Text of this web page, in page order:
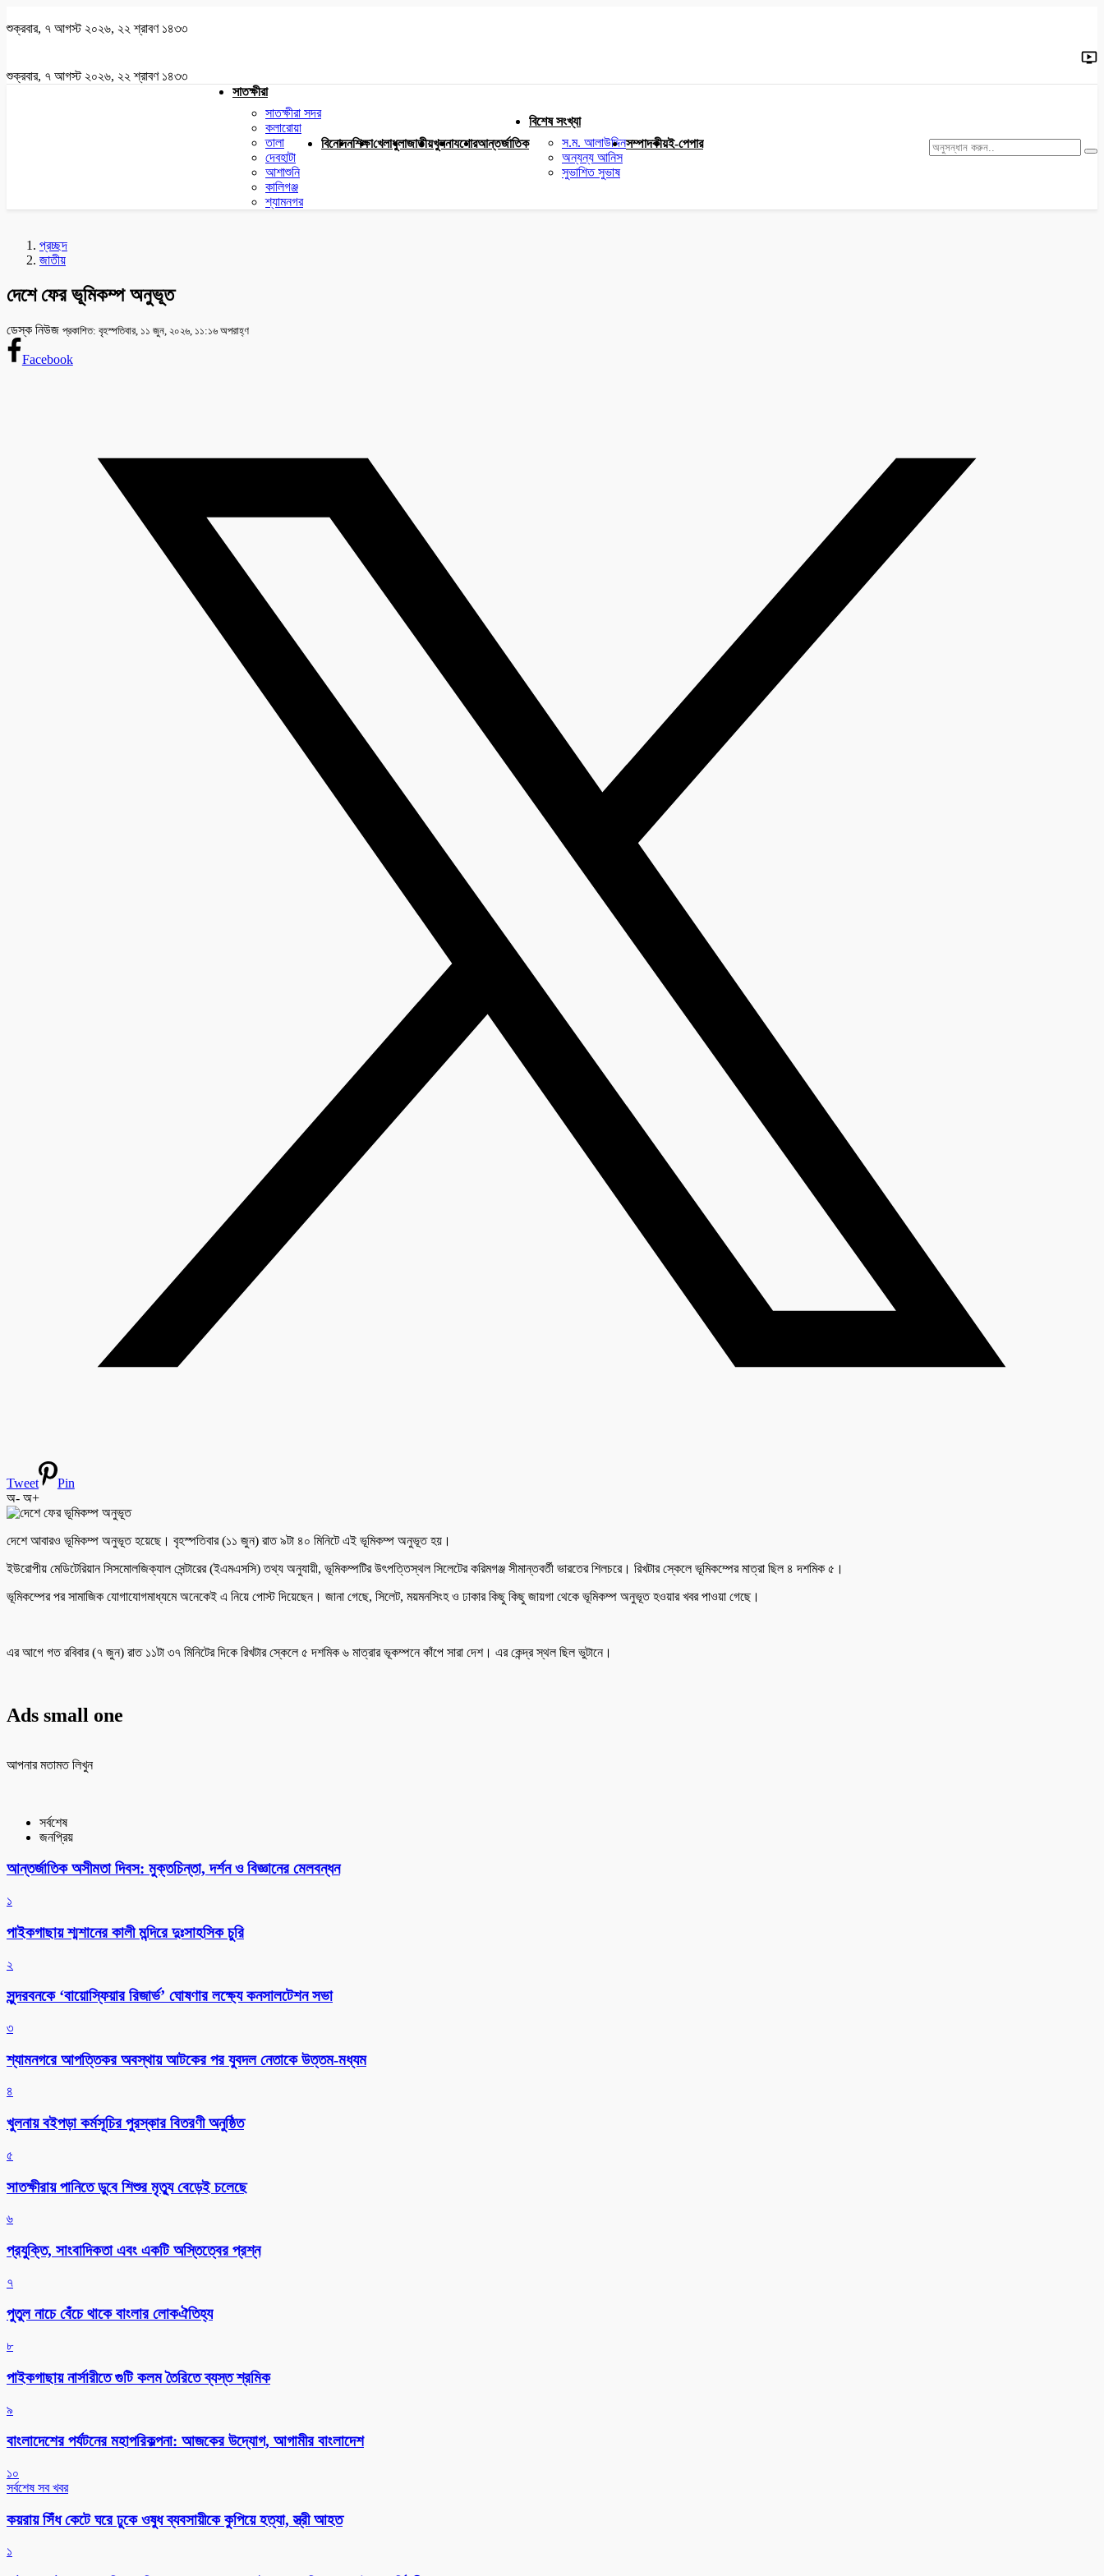
শুক্রবার, ৭ আগস্ট ২০২৬, ২২ শ্রাবণ ১৪৩৩
শুক্রবার, ৭ আগস্ট ২০২৬, ২২ শ্রাবণ ১৪৩৩
সাতক্ষীরা
সাতক্ষীরা সদর
কলারোয়া
তালা
দেবহাটা
আশাশুনি
কালিগঞ্জ
শ্যামনগর
বিনোদনশিক্ষাখেলাধুলাজাতীয়খুলনাযশোরআন্তর্জাতিক
বিশেষ সংখ্যা
স.ম. আলাউদ্দিন
অন্যন্য আনিস
সুভাশিত সুভাষ
সম্পাদকীয়ই-পেপার
প্রচ্ছদ
জাতীয়
দেশে ফের ভূমিকম্প অনুভূত
ডেস্ক নিউজ প্রকাশিত: বৃহস্পতিবার, ১১ জুন, ২০২৬, ১১:১৬ অপরাহ্ণ
Facebook
Tweet
Pin
অ- অ+
দেশে আবারও ভূমিকম্প অনুভূত হয়েছে। বৃহস্পতিবার (১১ জুন) রাত ৯টা ৪০ মিনিটে এই ভূমিকম্প অনুভূত হয়।
ইউরোপীয় মেডিটেরিয়ান সিসমোলজিক্যাল সেন্টারের (ইএমএসসি) তথ্য অনুযায়ী, ভূমিকম্পটির উৎপত্তিস্থল সিলেটের করিমগঞ্জ সীমান্তবর্তী ভারতের শিলচরে। রিখটার স্কেলে ভূমিকম্পের মাত্রা ছিল ৪ দশমিক ৫।
ভূমিকম্পের পর সামাজিক যোগাযোগমাধ্যমে অনেকেই এ নিয়ে পোস্ট দিয়েছেন। জানা গেছে, সিলেট, ময়মনসিংহ ও ঢাকার কিছু কিছু জায়গা থেকে ভূমিকম্প অনুভূত হওয়ার খবর পাওয়া গেছে।
এর আগে গত রবিবার (৭ জুন) রাত ১১টা ৩৭ মিনিটের দিকে রিখটার স্কেলে ৫ দশমিক ৬ মাত্রার ভূকম্পনে কাঁপে সারা দেশ। এর কেন্দ্র স্থল ছিল ভুটানে।
Ads small one
আপনার মতামত লিখুন
সর্বশেষ
জনপ্রিয়
আন্তর্জাতিক অসীমতা দিবস: মুক্তচিন্তা, দর্শন ও বিজ্ঞানের মেলবন্ধন
১
পাইকগাছায় শ্মশানের কালী মন্দিরে দুঃসাহসিক চুরি
২
সুন্দরবনকে ‘বায়োস্ফিয়ার রিজার্ভ’ ঘোষণার লক্ষ্যে কনসালটেশন সভা
৩
শ্যামনগরে আপত্তিকর অবস্থায় আটকের পর যুবদল নেতাকে উত্তম-মধ্যম
৪
খুলনায় বইপড়া কর্মসূচির পুরস্কার বিতরণী অনুষ্ঠিত
৫
সাতক্ষীরায় পানিতে ডুবে শিশুর মৃত্যু বেড়েই চলেছে
৬
প্রযুক্তি, সাংবাদিকতা এবং একটি অস্তিত্বের প্রশ্ন
৭
পুতুল নাচে বেঁচে থাকে বাংলার লোকঐতিহ্য
৮
পাইকগাছায় নার্সারীতে গুটি কলম তৈরিতে ব্যস্ত শ্রমিক
৯
বাংলাদেশের পর্যটনের মহাপরিকল্পনা: আজকের উদ্যোগ, আগামীর বাংলাদেশ
১০
সর্বশেষ সব খবর
কয়রায় সিঁধ কেটে ঘরে ঢুকে ওষুধ ব্যবসায়ীকে কুপিয়ে হত্যা, স্ত্রী আহত
১